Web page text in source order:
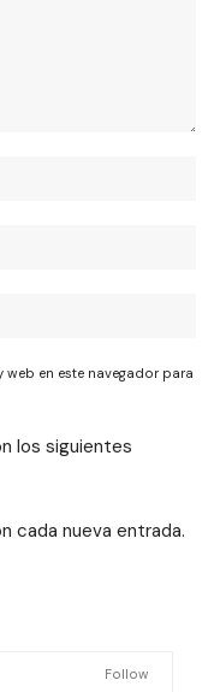
en este navegador para
los siguientes
cada nueva entrada.
Follow